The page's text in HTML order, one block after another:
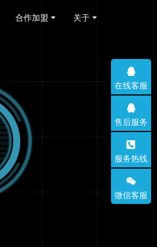
合作加盟 关于
在线客服
售后服务
服务热线
微信客服